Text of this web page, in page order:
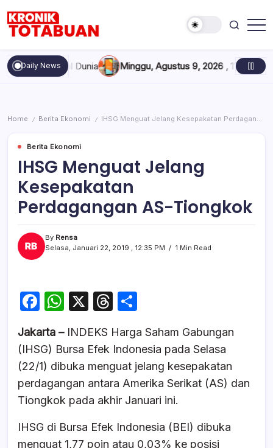
content
Totabuan
hari
ini
Kronik
Daily News
Dunia Minggu, Agustus 9, 2026 , 11:40 AM Kredit
Home / Berita Ekonomi / IHSG Menguat Jelang Kesepakatan Perdagangan AS-Tiongkok
Berita Ekonomi
IHSG Menguat Jelang
Kesepakatan
Perdagangan AS-Tiongkok
By Rensa
Selasa, Januari 22, 2019 , 12:35 PM
1 Min Read
F
c
e
b
o
o
k
W
at
s
A
p
p
X
T
e
a
d
s
ar
e
Jakarta – INDEKS Harga Saham Gabungan
(IHSG) Bursa Efek Indonesia pada Selasa
(22/1) dibuka menguat jelang kesepakatan
perdagangan antara Amerika Serikat (AS) dan
Tiongkok pada akhir Januari ini.
IHSG di Bursa Efek Indonesia (BEI) dibuka
menguat 1,77 poin atau 0,03% ke posisi